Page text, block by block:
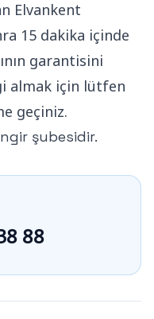
Elvankent
15 dakika içinde
garantisini
almak için lütfen
geçiniz.
şubesidir.
88